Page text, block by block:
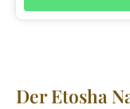
Der Etosha